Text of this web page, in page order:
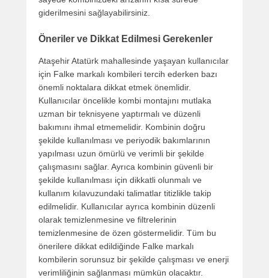
giderilmesini sağlayabilirsiniz.
Öneriler ve Dikkat Edilmesi Gerekenler
Ataşehir Atatürk mahallesinde yaşayan kullanıcılar
için Falke markalı kombileri tercih ederken bazı
önemli noktalara dikkat etmek önemlidir.
Kullanıcılar öncelikle kombi montajını mutlaka
uzman bir teknisyene yaptırmalı ve düzenli
bakımını ihmal etmemelidir. Kombinin doğru
şekilde kullanılması ve periyodik bakımlarının
yapılması uzun ömürlü ve verimli bir şekilde
çalışmasını sağlar. Ayrıca kombinin güvenli bir
şekilde kullanılması için dikkatli olunmalı ve
kullanım kılavuzundaki talimatlar titizlikle takip
edilmelidir. Kullanıcılar ayrıca kombinin düzenli
olarak temizlenmesine ve filtrelerinin
temizlenmesine de özen göstermelidir. Tüm bu
önerilere dikkat edildiğinde Falke markalı
kombilerin sorunsuz bir şekilde çalışması ve enerji
verimliliğinin sağlanması mümkün olacaktır.